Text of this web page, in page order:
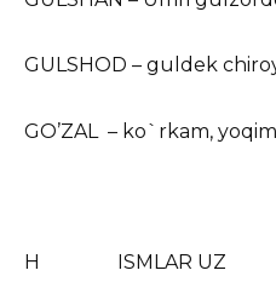
GULSHOD – guldek
GO’ZAL – ko`rkam,
H ISMLAR UZ